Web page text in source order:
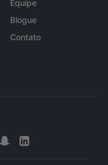
Equipe
Blogue
Contato